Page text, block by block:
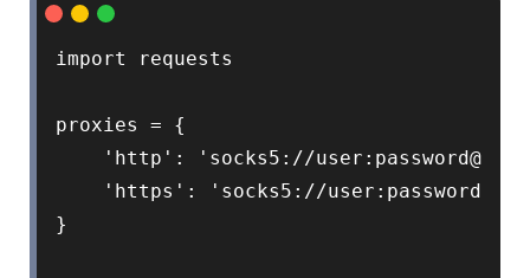
import requests
proxies = {
'http': 'socks5://
'https': 'socks5://
}